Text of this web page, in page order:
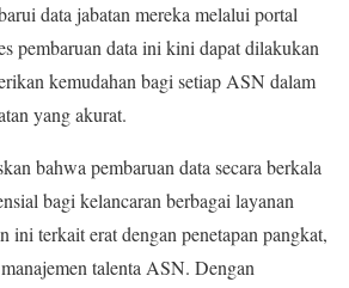
data jabatan mereka melalui portal
pembaruan data ini kini dapat dilakukan
kemudahan bagi setiap ASN dalam
yang akurat.
bahwa pembaruan data secara berkala
bagi kelancaran berbagai layanan
ini terkait erat dengan penetapan pangkat,
talenta ASN. Dengan